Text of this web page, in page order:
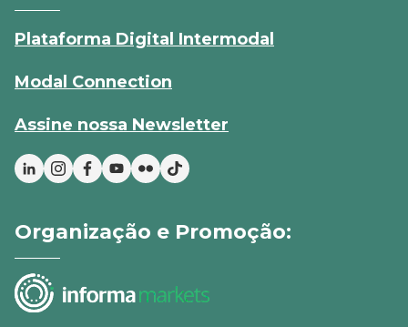
Plataforma Digital Intermodal
Modal Connection
Assine nossa Newsletter
Organização e Promoção: